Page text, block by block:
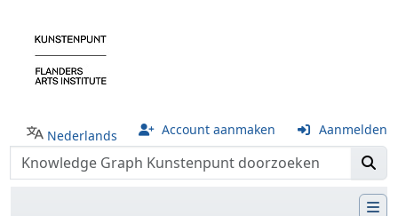
Nederlands Account aanmaken Aanmelden